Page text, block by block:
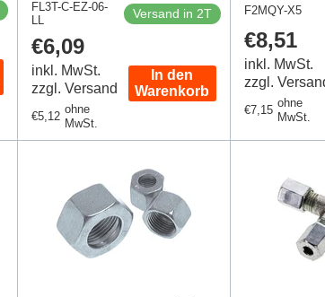
FL3T-C-EZ-06-
LL
Versand in 2T
Regulärer
Preis
€6,09
inkl. MwSt.
zzgl. Versand
Regulärer
€5,12
ohne
MwSt.
In den
Warenkorb
100
F2MQY-X5
Preis
€8,51
inkl. MwSt.
zzgl.
Regulärer
€7,15
ohne
MwSt.